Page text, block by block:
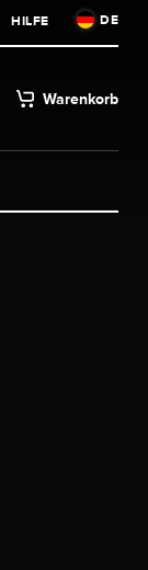
HILFE DE
Warenkorb